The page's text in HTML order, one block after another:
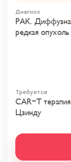
Диагноз
РАК.
редкая
Требуется
CAR-T
Цзинду